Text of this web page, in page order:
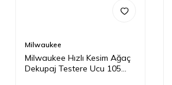
Milwaukee
Milwaukee Hızlı Kesim Ağaç
Dekupaj Testere Ucu 105